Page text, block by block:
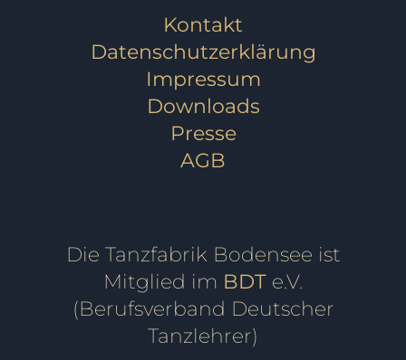
Kontakt
Datenschutzerklärung
Impressum
Downloads
Presse
AGB
Die Tanzfabrik Bodensee ist
Mitglied im BDT e.V.
(Berufsverband Deutscher
Tanzlehrer)